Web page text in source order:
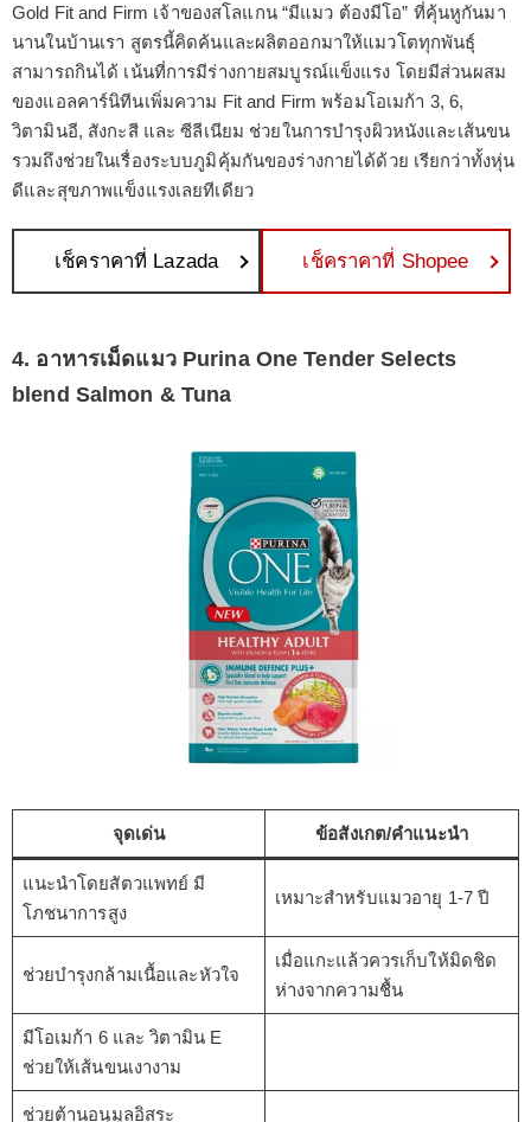
Gold Fit and Firm เจ้าของสโลแกน “มีแมว ต้องมีโอ” ที่คุ้นหูกันมา
นานในบ้านเรา สูตรนี้คิดค้นและผลิตออกมาให้แมวโตทุกพันธุ์
สามารถกินได้ เน้นที่การมีร่างกายสมบูรณ์แข็งแรง โดยมีส่วนผสม
ของแอลคาร์นิทีนเพิ่มความ Fit and Firm พร้อมโอเมก้า 3, 6,
วิตามินอี, สังกะสี และ ซีลีเนียม ช่วยในการบำรุงผิวหนังและเส้นขน
รวมถึงช่วยในเรื่องระบบภูมิคุ้มกันของร่างกายได้ด้วย เรียกว่าทั้งหุ่น
ดีและสุขภาพแข็งแรงเลยทีเดียว
เช็คราคาที่ Lazada เช็คราคาที่ Shopee
4. อาหารเม็ดแมว Purina One Tender Selects
blend Salmon & Tuna
จุดเด่น ข้อสังเกต/คำแนะนำ
แนะนำโดยสัตวแพทย์ มี
โภชนาการสูง
เหมาะสำหรับแมวอายุ 1-7 ปี
ช่วยบำรุงกล้ามเนื้อและหัวใจ
เมื่อแกะแล้วควรเก็บให้มิดชิด
ห่างจากความชื้น
มีโอเมก้า 6 และ วิตามิน E
ช่วยให้เส้นขนเงางาม
ช่วยต้านอนุมูลอิสระ